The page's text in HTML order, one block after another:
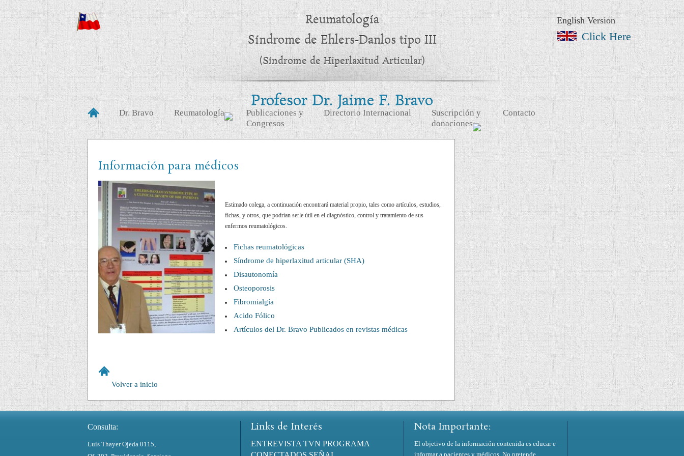
Reumatología
Síndrome de Ehlers-Danlos tipo III
(Síndrome de Hiperlaxitud Articular)
Profesor Dr. Jaime F. Bravo
Dr. Bravo Reumatología
Publicaciones y
Congresos
Directorio Internacional
Suscripción y
donaciones
Contacto
Información para médicos
Estimado colega, a continuación encontrará material propio, tales como artículos, estudios,
fichas, y otros, que podrían serle útil en el diagnóstico, control y tratamiento de sus
enfermos reumatológicos.
Fichas reumatológicas
Síndrome de hiperlaxitud articular (SHA)
Disautonomía
Osteoporosis
Fibromialgía
Acido Fólico
Artículos del Dr. Bravo Publicados en revistas médicas
Volver a inicio
Consulta:
Luis Thayer Ojeda 0115,
Links de Interés
ENTREVISTA TVN PROGRAMA
Nota Importante:
El objetivo de la información contenida es educar e
informar a pacientes y médicos. No pretende
English Version
Click Here